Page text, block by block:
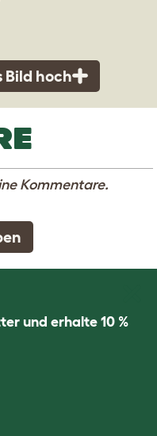
Bild hoch
Kommentare.
und erhalte 10 %